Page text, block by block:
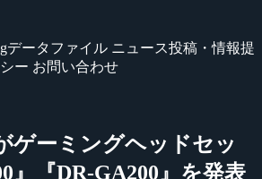
データファイル ニュース投稿・情報提
ー お問い合わせ
ゲーミングヘッドセッ
』『DR-GA200』を発表